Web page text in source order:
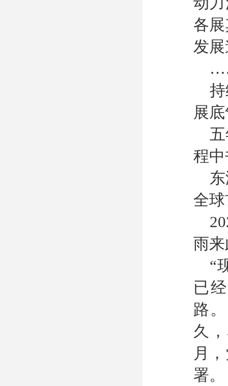
各
发
展
程
全
雨
“
已
路
久
月
署。